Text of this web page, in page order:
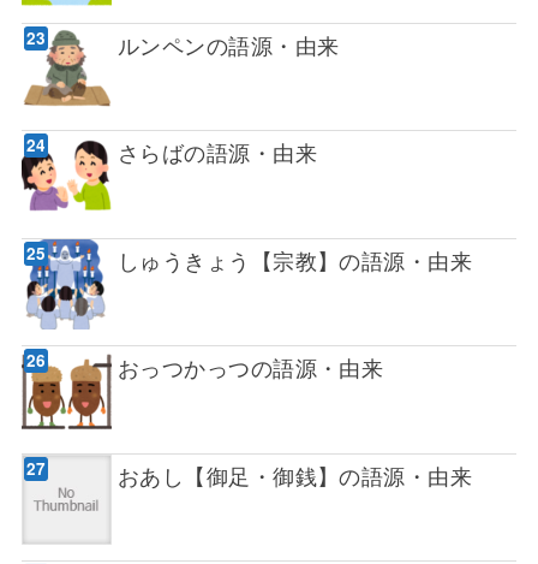
ルンペンの語源・由来
さらばの語源・由来
しゅうきょう【宗教】の語源・由来
おっつかっつの語源・由来
おあし【御足・御銭】の語源・由来